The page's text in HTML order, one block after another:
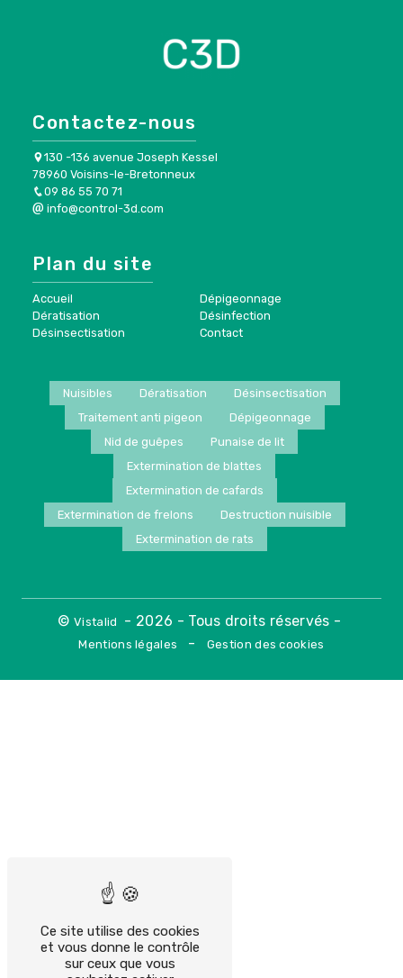
Contactez-nous
130 -136 avenue Joseph Kessel
78960 Voisins-le-Bretonneux
09 86 55 70 71
info@control-3d.com
Plan du site
Accueil
Dératisation
Désinsectisation
Dépigeonnage
Désinfection
Contact
Nuisibles Dératisation
Désinsectisation
Traitement anti pigeon
Dépigeonnage
Nid de guêpes
Punaise de lit
Extermination de blattes
Extermination de cafards
Extermination de frelons
Destruction nuisible
Extermination de rats
©Vistalid - 2026 - Tous droits réservés -
Mentions légales - Gestion des cookies
Ce site utilise des cookies
et vous donne le contrôle
sur ceux que vous